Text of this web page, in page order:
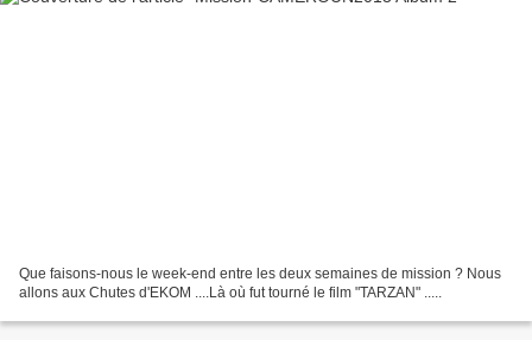
Que faisons-nous le week-end entre les deux semaines de mission ? Nous
allons aux Chutes d'EKOM ....Là où fut tourné le film "TARZAN" .....